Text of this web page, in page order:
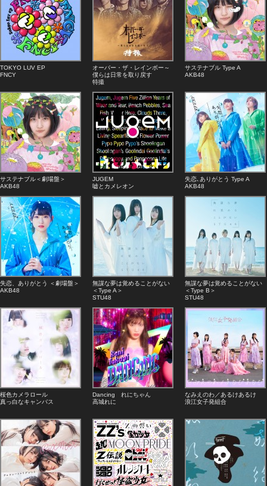
TOKYO LUV EP
FNCY
オーバー・ザ・レインボー～
僕らは日常を取り戻す
特撮
サステナブル Type A
AKB48
サステナブル＜劇場盤＞
AKB48
JUGEM
嘘とカメレオン
失恋､ありがとう Type A
AKB48
失恋、ありがとう ＜劇場盤＞
AKB48
無謀な夢は覚めることがない
＜Type A＞
STU48
無謀な夢は覚めることがない
＜Type B＞
STU48
桜色カメラロール
真っ白なキャンバス
Dancing れにちゃん
高城れに
なみえのわ／あるけあるけ
浪江女子発組合